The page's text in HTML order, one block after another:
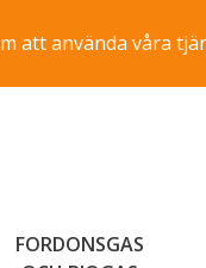
att använda våra
FORDONSGAS